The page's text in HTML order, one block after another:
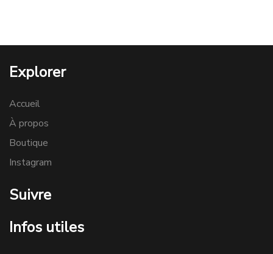
Explorer
Accueil
À propos
Boutique
Instagram
Suivre
Infos utiles